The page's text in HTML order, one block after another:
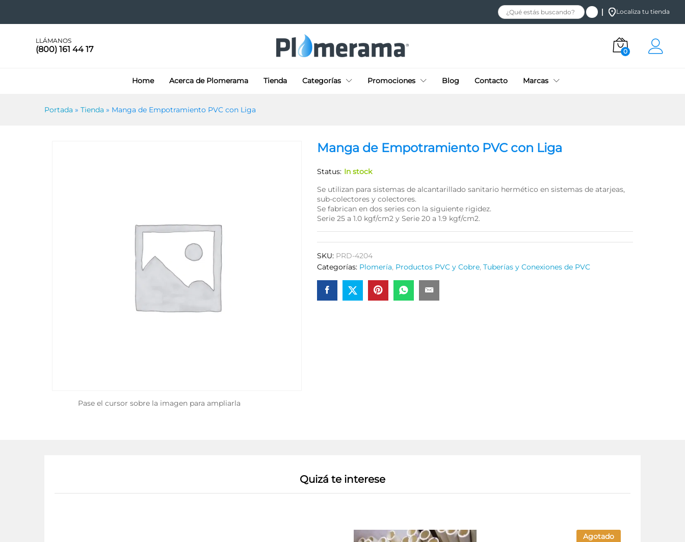
Localiza tu tienda
LLÁMANOS
(800) 161 44 17 0
Home Acerca de Plomerama Tienda Categorías Promociones Blog Contacto Marcas
Portada » Tienda » Manga de Empotramiento PVC con Liga
Pase el cursor sobre la imagen para ampliarla
Manga de Empotramiento PVC con Liga
Status: In stock
Se utilizan para sistemas de alcantarillado sanitario hermético en sistemas de atarjeas,
sub-colectores y colectores.
Se fabrican en dos series con la siguiente rigidez.
Serie 25 a 1.0 kgf/cm2 y Serie 20 a 1.9 kgf/cm2.
SKU: PRD-4204
Categorías: Plomería, Productos PVC y Cobre,Tuberías y Conexiones de PVC
Quizá te interese
Agotado
Añadir al carrito